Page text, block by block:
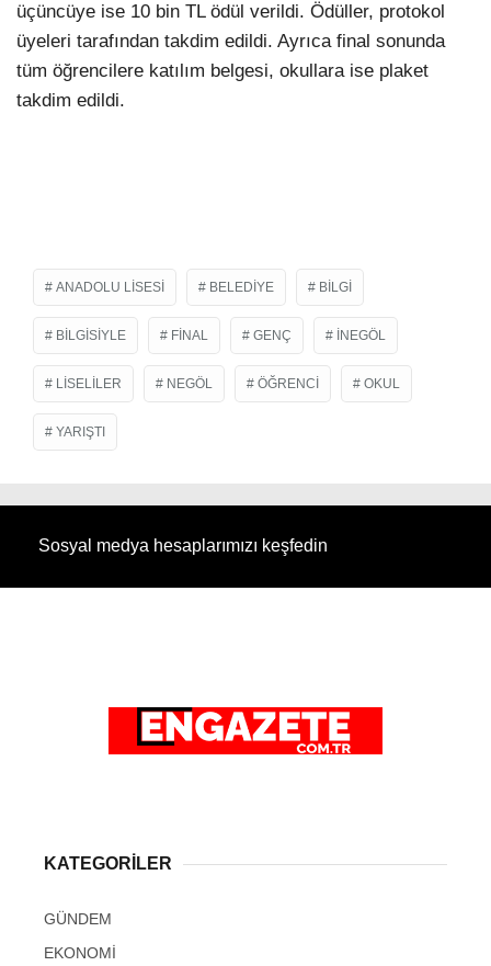
üçüncüye ise 10 bin TL ödül verildi. Ödüller, protokol
üyeleri tarafından takdim edildi. Ayrıca final sonunda
tüm öğrencilere katılım belgesi, okullara ise plaket
takdim edildi.
ANADOLU LISESI BELEDIYE BILGI
BILGISIYLE FINAL GENÇ INEGÖL
LISELILER NEGÖL ÖĞRENCI OKUL
YARIŞTI
Sosyal medya hesaplarımızı keşfedin
KATEGORİLER
GÜNDEM
EKONOMİ